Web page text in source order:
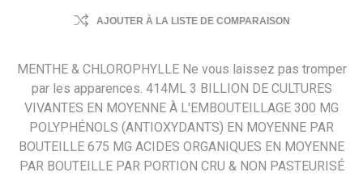
AJOUTER À LA LISTE DE COMPARAISON
MENTHE & CHLOROPHYLLE Ne vous laissez pas tromper
par les apparences. 414ML 3 BILLION DE CULTURES
VIVANTES EN MOYENNE À L'EMBOUTEILLAGE 300 MG
POLYPHÉNOLS (ANTIOXYDANTS) EN MOYENNE PAR
BOUTEILLE 675 MG ACIDES ORGANIQUES EN MOYENNE
PAR BOUTEILLE PAR PORTION CRU & NON PASTEURISÉ